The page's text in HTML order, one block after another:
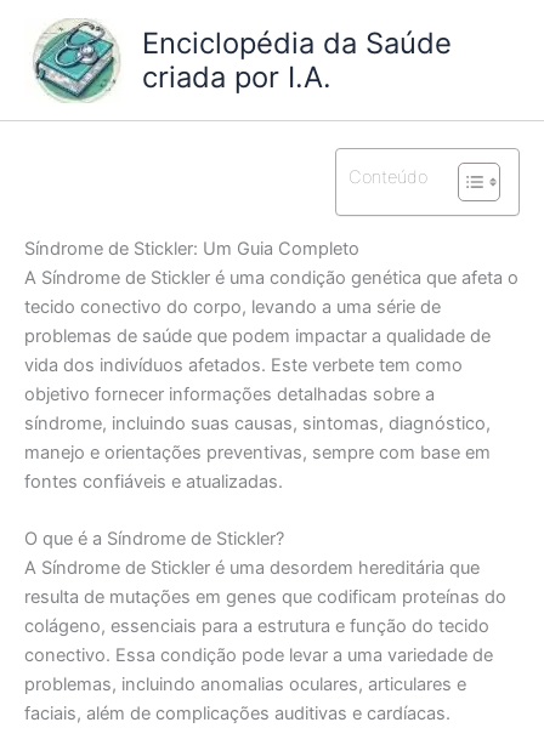
conteúdo
Enciclopédia da Saúde
criada por I.A.
Conteúdo
Síndrome de Stickler: Um Guia Completo
A Síndrome de Stickler é uma condição genética que afeta o
tecido conectivo do corpo, levando a uma série de
problemas de saúde que podem impactar a qualidade de
vida dos indivíduos afetados. Este verbete tem como
objetivo fornecer informações detalhadas sobre a
síndrome, incluindo suas causas, sintomas, diagnóstico,
manejo e orientações preventivas, sempre com base em
fontes confiáveis e atualizadas.
O que é a Síndrome de Stickler?
A Síndrome de Stickler é uma desordem hereditária que
resulta de mutações em genes que codificam proteínas do
colágeno, essenciais para a estrutura e função do tecido
conectivo. Essa condição pode levar a uma variedade de
problemas, incluindo anomalias oculares, articulares e
faciais, além de complicações auditivas e cardíacas.